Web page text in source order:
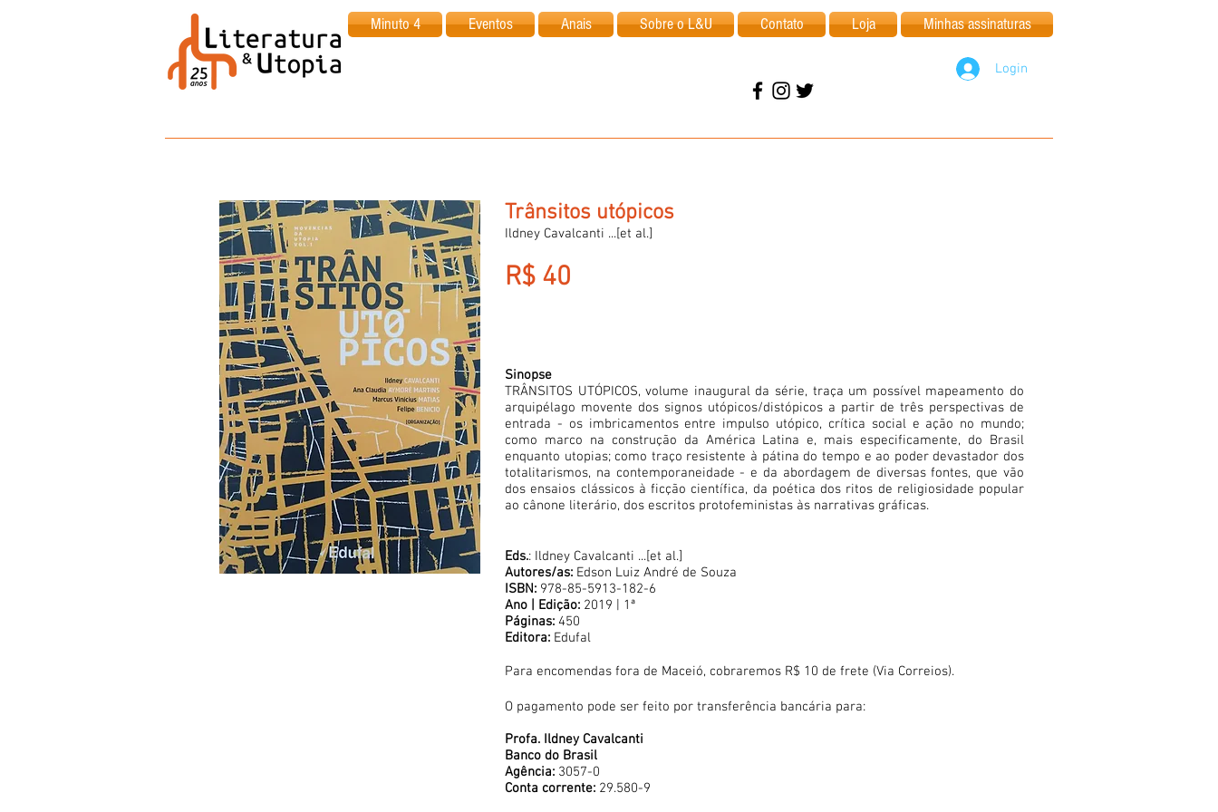
Minuto 4 Eventos Anais Sobre o L&U Contato Loja Minhas assinaturas
Login
Trânsitos utópicos
Ildney Cavalcanti ...[et al.]
R$ 40
Sinopse
TRÂNSITOS UTÓPICOS, volume inaugural da série, traça um possível mapeamento do
arquipélago movente dos signos utópicos/distópicos a partir de três perspectivas de
entrada - os imbricamentos entre impulso utópico, crítica social e ação no mundo;
como marco na construção da América Latina e, mais especificamente, do Brasil
enquanto utopias; como traço resistente à pátina do tempo e ao poder devastador dos
totalitarismos, na contemporaneidade - e da abordagem de diversas fontes, que vão
dos ensaios clássicos à ficção científica, da poética dos ritos de religiosidade popular
ao cânone literário, dos escritos protofeministas às narrativas gráficas.
Eds.: Ildney Cavalcanti ...[et al.]
Autores/as: Edson Luiz André de Souza
ISBN: 978-85-5913-182-6
Ano | Edição: 2019 | 1ª
Páginas: 450
Editora: Edufal
Para encomendas fora de Maceió, cobraremos R$ 10 de frete (Via Correios).
O pagamento pode ser feito por transferência bancária para:
Profa. Ildney Cavalcanti
Banco do Brasil
Agência: 3057-0
Conta corrente: 29.580-9